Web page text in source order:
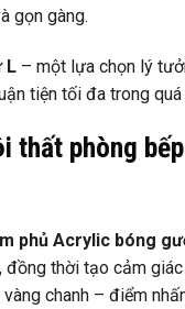
gọn gàng.
L – một lựa chọn lý
tiện tối đa trong
thất phòng bếp
phủ Acrylic bóng
thời tạo cảm giác
chanh – điểm